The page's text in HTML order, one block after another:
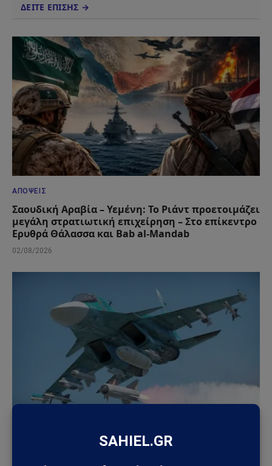
ΔΕΙΤΕ ΕΠΙΣΗΣ →
ΑΠΌΨΕΙΣ
Σαουδική Αραβία – Υεμένη: Το Ριάντ προετοιμάζει
μεγάλη στρατιωτική επιχείρηση – Στο επίκεντρο
Ερυθρά Θάλασσα και Bab al-Mandab
02/08/2026
Ρωσία: Δορυφορικές εικόνες αποκαλύπτουν νέα